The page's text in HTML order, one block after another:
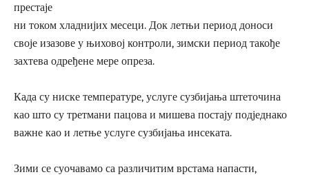
престаје
ни током хладнијих месеци. Док летњи период доноси
своје изазове у њиховој контроли, зимски период такође
захтева одређене мере опреза.
Када су ниске температуре, услуге сузбијања штеточина
као што су третмани пацова и мишева постају подједнако
важне као и летње услуге сузбијања инсеката.
Зими се суочавамо са различитим врстама напасти,